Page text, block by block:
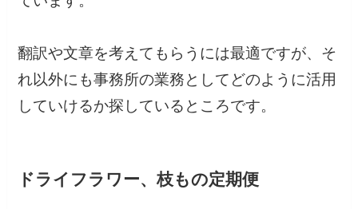
翻訳や文章を考えてもらうには最適ですが、そ
れ以外にも事務所の業務としてどのように活用
していけるか探しているところです。
ドライフラワー、枝もの定期便